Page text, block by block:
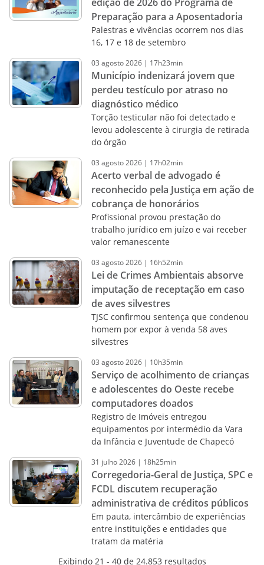
Preparação para a Aposentadoria
Palestras e vivências ocorrem nos dias
16, 17 e 18 de setembro
03 agosto2026 | 17h23min
Município indenizará jovem que
perdeu testículo por atraso no
diagnóstico médico
Torção testicular não foi detectado e
levou adolescente à cirurgia de retirada
do órgão
03 agosto2026 | 17h02min
Acerto verbal de advogado é
reconhecido pela Justiça em ação de
cobrança de honorários
Profissional provou prestação do
trabalho jurídico em juízo e vai receber
valor remanescente
03 agosto2026 | 16h52min
Lei de Crimes Ambientais absorve
imputação de receptação em caso
de aves silvestres
TJSC confirmou sentença que condenou
homem por expor à venda 58 aves
silvestres
03 agosto2026 | 10h35min
Serviço de acolhimento de crianças
e adolescentes do Oeste recebe
computadores doados
Registro de Imóveis entregou
equipamentos por intermédio da Vara
da Infância e Juventude de Chapecó
31 julho2026 | 18h25min
Corregedoria-Geral de Justiça, SPC e
FCDL discutem recuperação
administrativa de créditos públicos
Em pauta, intercâmbio de experiências
entre instituições e entidades que
tratam da matéria
Exibindo 21 - 40 de 24.853 resultados